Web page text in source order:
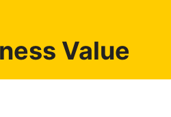
Value